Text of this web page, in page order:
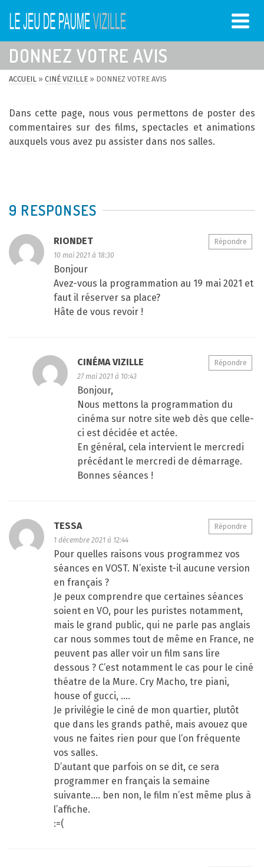
DONNEZ VOTRE AVIS
ACCUEIL » CINÉ VIZILLE » DONNEZ VOTRE AVIS
Dans cette page, nous vous permettons de poster des
commentaires sur des films, spectacles et animations
auxquels vous avez pu assister dans nos salles.
9 RESPONSES
RIONDET
10 mai 2021 à 18:30
Bonjour
Avez-vous la programmation au 19 mai 2021 et
faut il réserver sa place?
Hâte de vous revoir !
Répondre
CINÉMA VIZILLE
27 mai 2021 à 10:43
Bonjour,
Nous mettons la programmation du
cinéma sur notre site web dès que celle-
ci est décidée et actée.
En général, cela intervient le mercredi
précédant le mercredi de démarrage.
Bonnes séances !
Répondre
TESSA
1 décembre 2021 à 12:44
Pour quelles raisons vous programmez vos
séances en VOST. N’existe t-il aucune version
en français ?
Je peux comprendre que certaines séances
soient en VO, pour les puristes notamment,
mais le grand public, qui ne parle pas anglais
car nous sommes tout de même en France, ne
peuvent pas aller voir un film sans lire
dessous ? C’est notamment le cas pour le ciné
théatre de la Mure. Cry Macho, tre piani,
house of gucci, ….
Je privilégie le ciné de mon quartier, plutôt
que dans les grands pathé, mais avouez que
vous ne faites rien pour que l’on fréquente
vos salles.
D’autant que parfois on se dit, ce sera
programmer en français la semaine
suivante…. ben non, le film n’est même plus à
l’affiche.
:=(
Répondre